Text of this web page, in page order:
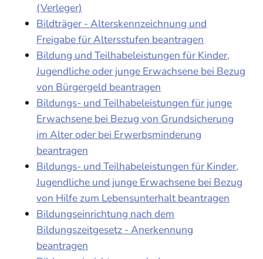
(Verleger)
Bildträger - Alterskennzeichnung und
Freigabe für Altersstufen beantragen
Bildung und Teilhabeleistungen für Kinder,
Jugendliche oder junge Erwachsene bei Bezug
von Bürgergeld beantragen
Bildungs- und Teilhabeleistungen für junge
Erwachsene bei Bezug von Grundsicherung
im Alter oder bei Erwerbsminderung
beantragen
Bildungs- und Teilhabeleistungen für Kinder,
Jugendliche und junge Erwachsene bei Bezug
von Hilfe zum Lebensunterhalt beantragen
Bildungseinrichtung nach dem
Bildungszeitgesetz - Anerkennung
beantragen